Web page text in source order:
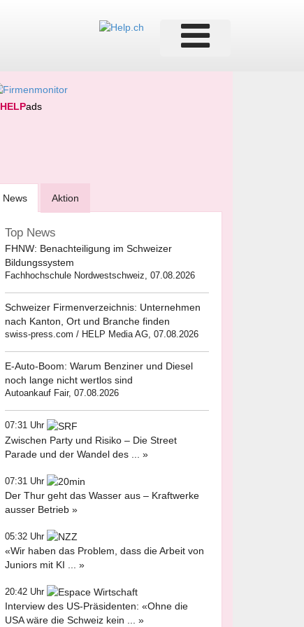
HELPads
News Aktion
Top News
FHNW: Benachteiligung im Schweizer
Bildungssystem
Fachhochschule Nordwestschweiz, 07.08.2026
Schweizer Firmenverzeichnis: Unternehmen
nach Kanton, Ort und Branche finden
swiss-press.com / HELP Media AG, 07.08.2026
E-Auto-Boom: Warum Benziner und Diesel
noch lange nicht wertlos sind
Autoankauf Fair, 07.08.2026
07:31 Uhr
Zwischen Party und Risiko – Die Street
Parade und der Wandel des ... »
07:31 Uhr
Der Thur geht das Wasser aus – Kraftwerke
ausser Betrieb »
05:32 Uhr
«Wir haben das Problem, dass die Arbeit von
Juniors mit KI ... »
20:42 Uhr
Interview des US-Präsidenten: «Ohne die
USA wäre die Schweiz kein ... »